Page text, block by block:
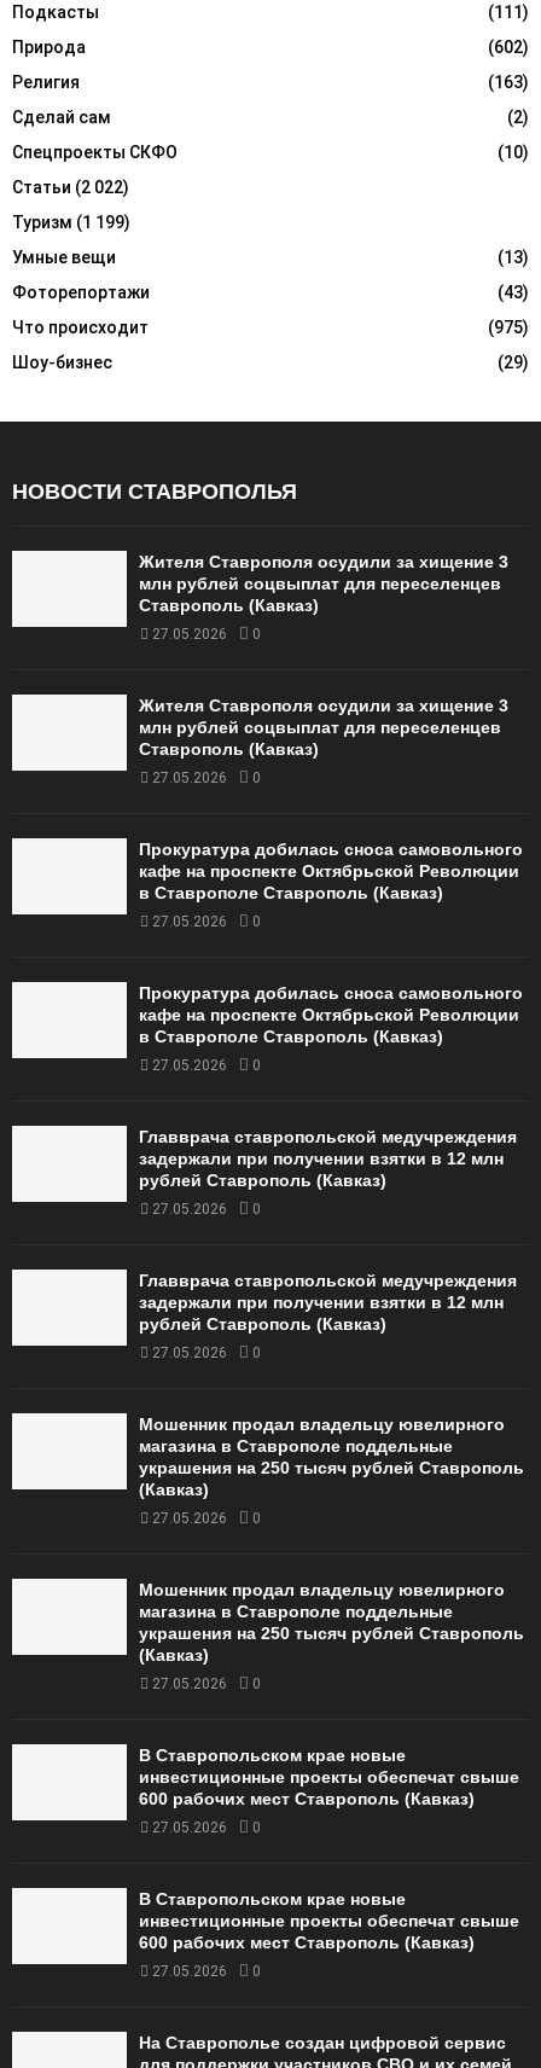
Подкасты
(111)
Природа
(602)
Религия
(163)
Сделай сам
(2)
Спецпроекты СКФО
(10)
Статьи (2 022)
Туризм (1 199)
Умные вещи
(13)
Фоторепортажи
(43)
Что происходит
(975)
Шоу-бизнес
(29)
НОВОСТИ СТАВРОПОЛЬЯ
Жителя Ставрополя осудили за хищение 3
млн рублей соцвыплат для переселенцев
Ставрополь (Кавказ)
27.05.2026 0
Жителя Ставрополя осудили за хищение 3
млн рублей соцвыплат для переселенцев
Ставрополь (Кавказ)
27.05.2026 0
Прокуратура добилась сноса самовольного
кафе на проспекте Октябрьской Революции
в Ставрополе Ставрополь (Кавказ)
27.05.2026 0
Прокуратура добилась сноса самовольного
кафе на проспекте Октябрьской Революции
в Ставрополе Ставрополь (Кавказ)
27.05.2026 0
Главврача ставропольской медучреждения
задержали при получении взятки в 12 млн
рублей Ставрополь (Кавказ)
27.05.2026 0
Главврача ставропольской медучреждения
задержали при получении взятки в 12 млн
рублей Ставрополь (Кавказ)
27.05.2026 0
Мошенник продал владельцу ювелирного
магазина в Ставрополе поддельные
украшения на 250 тысяч рублей Ставрополь
(Кавказ)
27.05.2026 0
Мошенник продал владельцу ювелирного
магазина в Ставрополе поддельные
украшения на 250 тысяч рублей Ставрополь
(Кавказ)
27.05.2026 0
В Ставропольском крае новые
инвестиционные проекты обеспечат свыше
600 рабочих мест Ставрополь (Кавказ)
27.05.2026 0
В Ставропольском крае новые
инвестиционные проекты обеспечат свыше
600 рабочих мест Ставрополь (Кавказ)
27.05.2026 0
На Ставрополье создан цифровой сервис
для поддержки участников СВО и их семей